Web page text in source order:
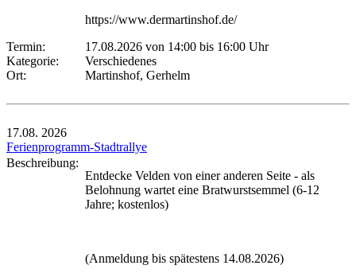
https://www.dermartinshof.de/
Termin:
17.08.2026 von 14:00 bis 16:00 Uhr
Kategorie:
Verschiedenes
Ort:
Martinshof, Gerhelm
17.08. 2026
Ferienprogramm-Stadtrallye
Beschreibung:
Entdecke Velden von einer anderen Seite - als
Belohnung wartet eine Bratwurstsemmel (6-12
Jahre; kostenlos)
(Anmeldung bis spätestens 14.08.2026)